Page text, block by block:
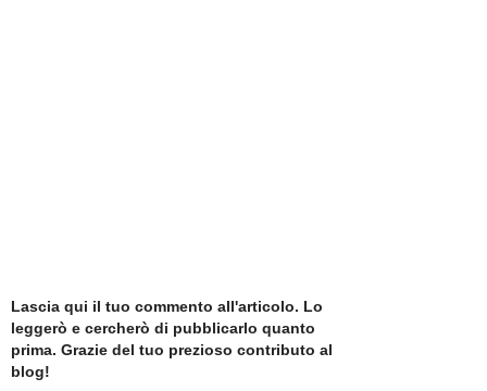
Lascia qui il tuo commento all'articolo. Lo
leggerò e cercherò di pubblicarlo quanto
prima. Grazie del tuo prezioso contributo al
blog!